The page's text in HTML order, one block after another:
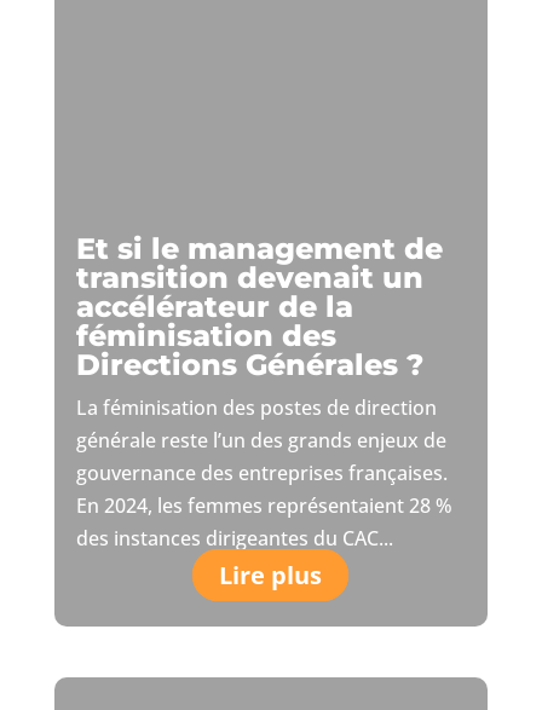
Et si le management de
transition devenait un
accélérateur de la
féminisation des
Directions Générales ?
La féminisation des postes de direction
générale reste l’un des grands enjeux de
gouvernance des entreprises françaises.
En 2024, les femmes représentaient 28 %
des instances dirigeantes du CAC...
Lire plus